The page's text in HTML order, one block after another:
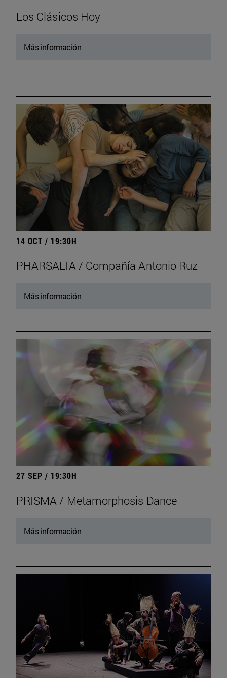
Los Clásicos Hoy
Más información
14 OCT / 19:30H
PHARSALIA / Compañía Antonio Ruz
Más información
27 SEP / 19:30H
PRISMA / Metamorphosis Dance
Más información